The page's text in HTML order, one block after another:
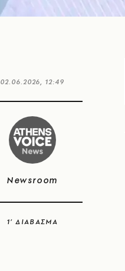
02.06.2026, 12:49
Newsroom
1’ ΔΙΑΒΑΣΜΑ